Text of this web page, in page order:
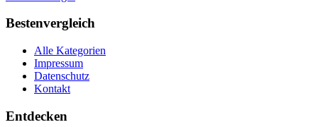
Bestenvergleich
Alle Kategorien
Impressum
Datenschutz
Kontakt
Entdecken